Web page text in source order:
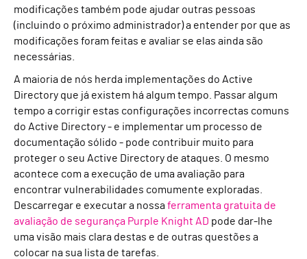
modificações também pode ajudar outras pessoas
(incluindo o próximo administrador) a entender por que as
modificações foram feitas e avaliar se elas ainda são
necessárias.
A maioria de nós herda implementações do Active
Directory que já existem há algum tempo. Passar algum
tempo a corrigir estas configurações incorrectas comuns
do Active Directory - e implementar um processo de
documentação sólido - pode contribuir muito para
proteger o seu Active Directory de ataques. O mesmo
acontece com a execução de uma avaliação para
encontrar vulnerabilidades comumente exploradas.
Descarregar e executar a nossaferramenta gratuita de
avaliação de segurança Purple Knight AD pode dar-lhe
uma visão mais clara destas e de outras questões a
colocar na sua lista de tarefas.